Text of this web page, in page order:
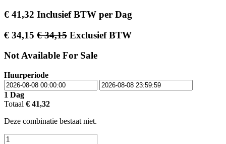
€ 41,32 Inclusief BTW per Dag
€ 34,15 €34,15 Exclusief BTW
Not Available For Sale
Huurperiode
1 Dag
Totaal € 41,32
Deze combinatie bestaat niet.